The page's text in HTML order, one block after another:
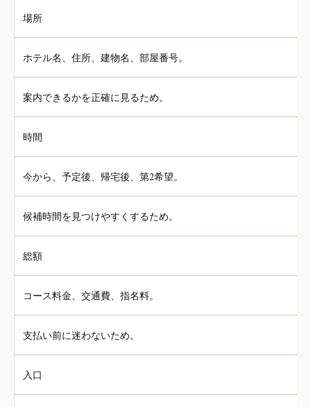
場所
ホテル名、住所、建物名、部屋番号。
案内できるかを正確に見るため。
時間
今から、予定後、帰宅後、第2希望。
候補時間を見つけやすくするため。
総額
コース料金、交通費、指名料。
支払い前に迷わないため。
入口